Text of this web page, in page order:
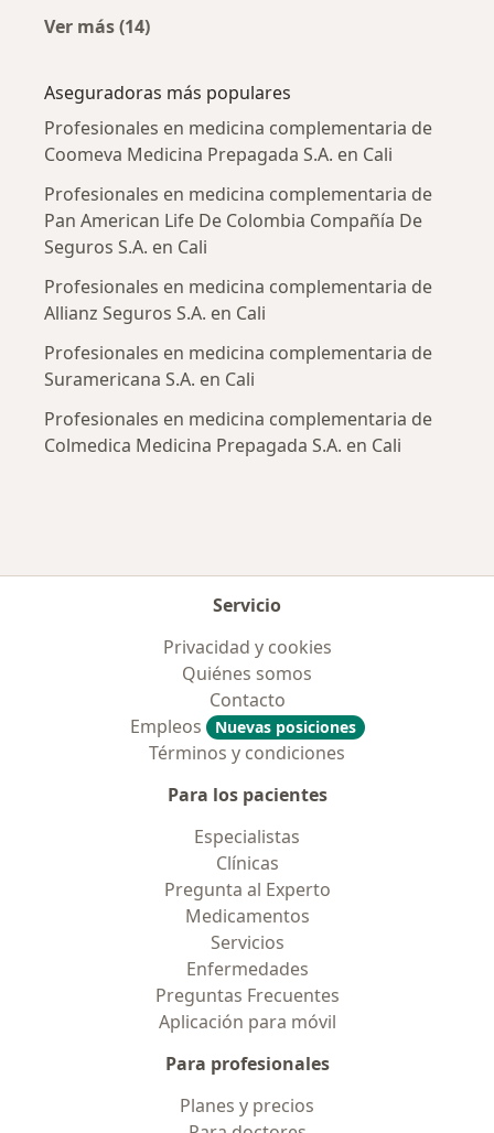
Ver más (14)
Aseguradoras más populares
Profesionales en medicina complementaria de
Coomeva Medicina Prepagada S.A. en Cali
Profesionales en medicina complementaria de
Pan American Life De Colombia Compañía De
Seguros S.A. en Cali
Profesionales en medicina complementaria de
Allianz Seguros S.A. en Cali
Profesionales en medicina complementaria de
Suramericana S.A. en Cali
Profesionales en medicina complementaria de
Colmedica Medicina Prepagada S.A. en Cali
Servicio
Privacidad y cookies
Quiénes somos
Contacto
Empleos
Nuevas posiciones
Términos y condiciones
Para los pacientes
Especialistas
Clínicas
Pregunta al Experto
Medicamentos
Servicios
Enfermedades
Preguntas Frecuentes
Aplicación para móvil
Para profesionales
Planes y precios